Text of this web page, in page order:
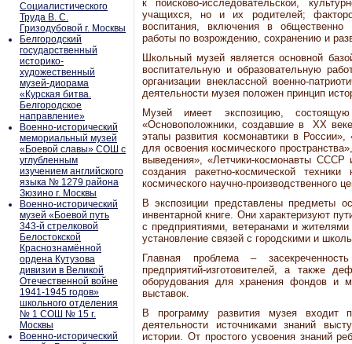
Социалистического
Труда В. С.
Гризодубовой г. Москвы
Белгородский
государственный
историко-
художественный
музей-диорама
«Курская битва.
Белгородское
направление»
Военно-исторический
мемориальный музей
«Боевой славы» СОШ с
углубленным
изучением английского
языка № 1279 района
Зюзино г. Москвы
Военно-исторический
музей «Боевой путь
343-й стрелковой
Белостокской
Краснознамённой
ордена Кутузова
дивизии в Великой
Отечественной войне
1941-1945 годов»
школьного отделения
№ 1 СОШ № 15 г.
Москвы
Военно-исторический
к поисково-исследовательской,
учащихся, но и их родителей;
воспитания, включения в
работы по возрождению, сохранению и
Школьный музей является основной
воспитательную и образовательную
организации внеклассной военно-
деятельности музея положен принцип
Музей имеет экспозицию,
«Основоположники, создавшие в ХХ
этапы развития космонавтики в
для освоения космического
выведения», «Летчики-космонавты СССР
создания ракетно-космической
космического научно-производственного
В экспозиции представлены предметы
инвентарной книге. Они характеризуют
с предприятиями, ветеранами и
установление связей с городскими и
Главная проблема –
предприятий-изготовителей, а также
оборудования для хранения фондов и
выставок.
В программу развития музея входит
деятельности источниками знаний
истории. От простого усвоения знаний